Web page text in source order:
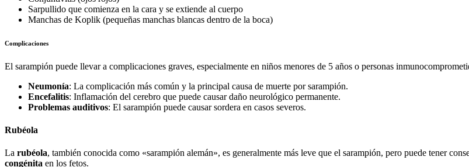
Sarpullido que comienza en la cara y se extiende al cuerpo
Manchas de Koplik (pequeñas manchas blancas dentro de la boca)
Complicaciones
El sarampión puede llevar a complicaciones graves, especialmente en niños menores de 5 años o personas
Neumonía: La complicación más común y la principal causa de muerte por sarampión.
Encefalitis: Inflamación del cerebro que puede causar daño neurológico permanente.
Problemas auditivos: El sarampión puede causar sordera en casos severos.
Rubéola
La rubéola, también conocida como «sarampión alemán», es generalmente más leve que el sarampión, pero puede tener
congénita en los fetos.